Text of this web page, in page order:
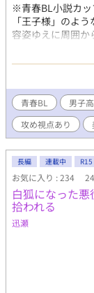
※青春BL小説カッ
「王子様」のよ
容姿ゆえに周囲
もらえないこと
山あいの旅館で、
手伝いに戸惑う
北山迅。 偶然に
き旅館の仕事を手
くて、気づけば未
何気ない一言や優
しずつ変わってい
の青春と初恋の物
しんでいただけた
青春BL 男子
攻め視点あり
長編 連載中 R15
お気に入り : 234
白狐になった
拾われる
迅瀬